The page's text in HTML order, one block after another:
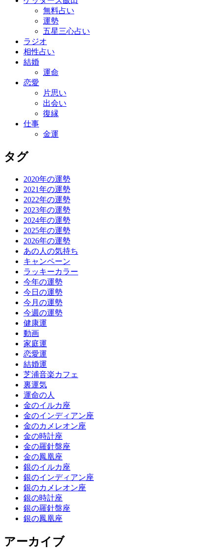
無料占い
運勢
五星三心占い
ラジオ
相性占い
結婚
運命
恋愛
片思い
出会い
復縁
仕事
金運
タグ
2020年の運勢
2021年の運勢
2022年の運勢
2023年の運勢
2024年の運勢
2025年の運勢
2026年の運勢
あの人の気持ち
キャンペーン
ラッキーカラー
今年の運勢
今日の運勢
今月の運勢
今週の運勢
健康運
動画
家庭運
恋愛運
結婚運
芝浦音楽カフェ
裏運気
運命の人
金のイルカ座
金のインディアン座
金のカメレオン座
金の時計座
金の羅針盤座
金の鳳凰座
銀のイルカ座
銀のインディアン座
銀のカメレオン座
銀の時計座
銀の羅針盤座
銀の鳳凰座
アーカイブ